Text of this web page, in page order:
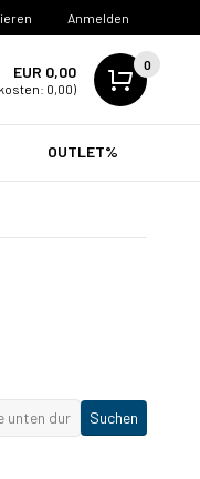
Anmelden
EUR 0,00
0,00)
0
OUTLET%
Suchen